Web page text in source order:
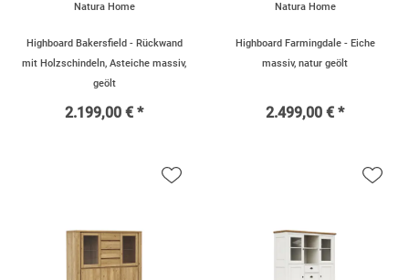
Natura Home
Highboard Bakersfield - Rückwand
mit Holzschindeln, Asteiche massiv,
geölt
2.199,00 € *
Natura Home
Highboard Farmingdale - Eiche
massiv, natur geölt
2.499,00 € *